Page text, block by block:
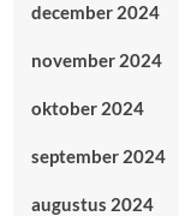
december 2024
november 2024
oktober 2024
september 2024
augustus 2024